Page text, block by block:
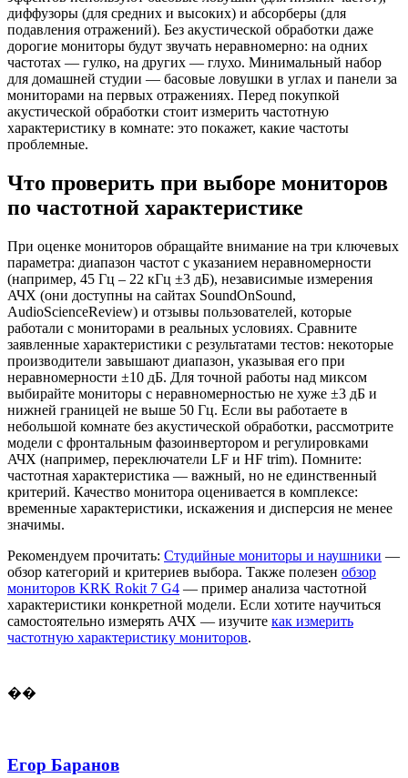
диффузоры (для средних и высоких) и абсорберы (для
подавления отражений). Без акустической обработки даже
дорогие мониторы будут звучать неравномерно: на одних
частотах — гулко, на других — глухо. Минимальный набор
для домашней студии — басовые ловушки в углах и панели за
мониторами на первых отражениях. Перед покупкой
акустической обработки стоит измерить частотную
характеристику в комнате: это покажет, какие частоты
проблемные.
Что проверить при выборе мониторов
по частотной характеристике
При оценке мониторов обращайте внимание на три ключевых
параметра: диапазон частот с указанием неравномерности
(например, 45 Гц – 22 кГц ±3 дБ), независимые измерения
АЧХ (они доступны на сайтах SoundOnSound,
AudioScienceReview) и отзывы пользователей, которые
работали с мониторами в реальных условиях. Сравните
заявленные характеристики с результатами тестов: некоторые
производители завышают диапазон, указывая его при
неравномерности ±10 дБ. Для точной работы над миксом
выбирайте мониторы с неравномерностью не хуже ±3 дБ и
нижней границей не выше 50 Гц. Если вы работаете в
небольшой комнате без акустической обработки, рассмотрите
модели с фронтальным фазоинвертором и регулировками
АЧХ (например, переключатели LF и HF trim). Помните:
частотная характеристика — важный, но не единственный
критерий. Качество монитора оценивается в комплексе:
временные характеристики, искажения и дисперсия не менее
значимы.
Рекомендуем прочитать: Студийные мониторы и наушники —
обзор категорий и критериев выбора. Также полезен обзор
мониторов KRK Rokit 7 G4 — пример анализа частотной
характеристики конкретной модели. Если хотите научиться
самостоятельно измерять АЧХ — изучите как измерить
частотную характеристику мониторов.
��
Егор Баранов